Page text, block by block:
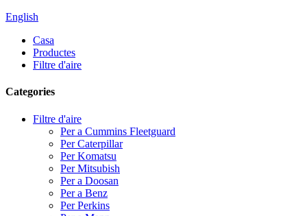
English
Casa
Productes
Filtre d'aire
Categories
Filtre d'aire
Per a Cummins Fleetguard
Per Caterpillar
Per Komatsu
Per Mitsubish
Per a Doosan
Per a Benz
Per Perkins